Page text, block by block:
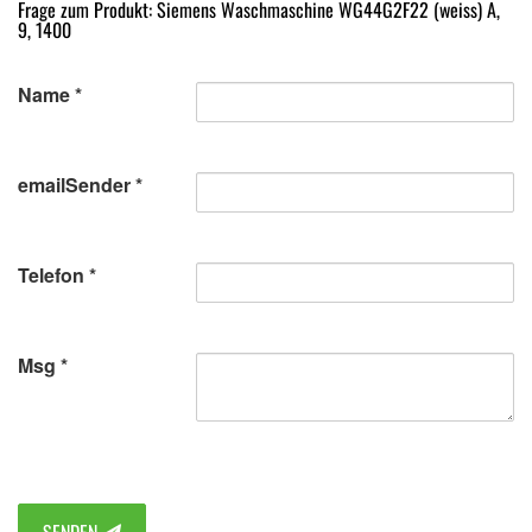
Frage zum Produkt: Siemens Waschmaschine WG44G2F22 (weiss) A,
9, 1400
Name
emailSender
Telefon
Msg